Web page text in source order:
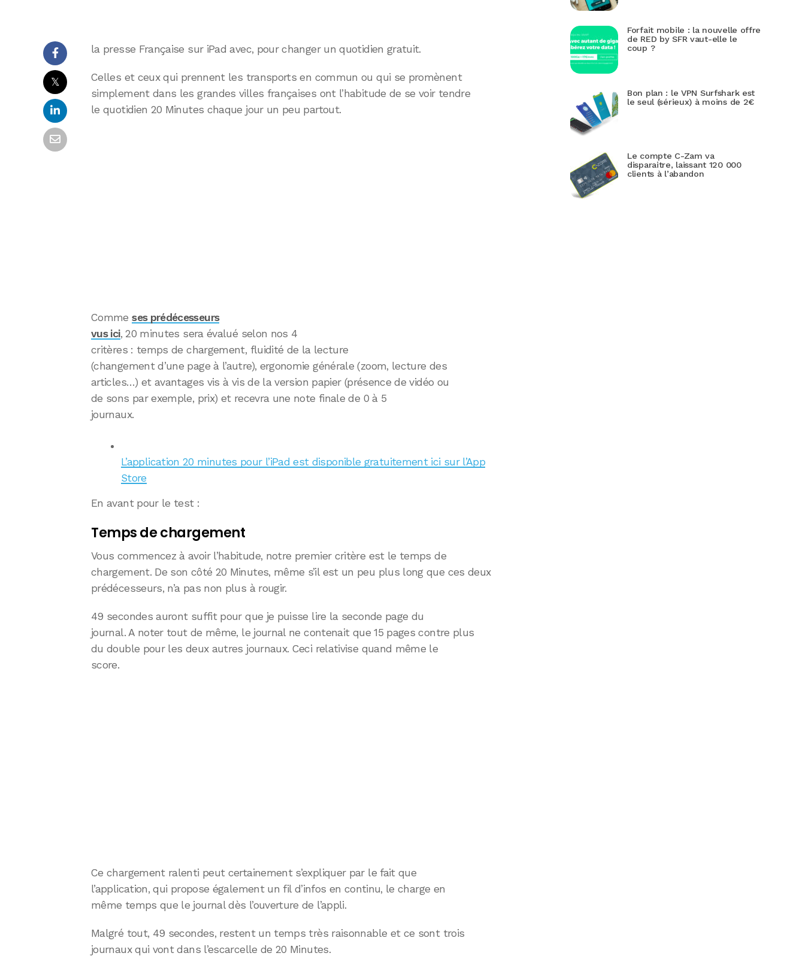
𝕏
la presse Française sur iPad avec, pour changer un quotidien gratuit.
Celles et ceux qui prennent les transports en commun ou qui se promènent
simplement dans les grandes villes françaises ont l’habitude de se voir tendre
le quotidien 20 Minutes chaque jour un peu partout.
Commeses prédécesseurs
vus ici, 20 minutes sera évalué selon nos 4
critères : temps de chargement, fluidité de la lecture
(changement d’une page à l’autre), ergonomie générale (zoom, lecture des
articles…) et avantages vis à vis de la version papier (présence de vidéo ou
de sons par exemple, prix) et recevra une note finale de 0 à 5
journaux.
L’application 20 minutes pour l’iPad est disponible gratuitement ici sur l’App
Store
En avant pour le test :
Temps de chargement
Vous commencez à avoir l’habitude, notre premier critère est le temps de
chargement. De son côté 20 Minutes, même s’il est un peu plus long que ces deux
prédécesseurs, n’a pas non plus à rougir.
49 secondes auront suffit pour que je puisse lire la seconde page du
journal. A noter tout de même, le journal ne contenait que 15 pages contre plus
du double pour les deux autres journaux. Ceci relativise quand même le
score.
Ce chargement ralenti peut certainement s’expliquer par le fait que
l’application, qui propose également un fil d’infos en continu, le charge en
même temps que le journal dès l’ouverture de l’appli.
Malgré tout, 49 secondes, restent un temps très raisonnable et ce sont trois
journaux qui vont dans l’escarcelle de 20 Minutes.
Forfait mobile : la nouvelle offre
de RED by SFR vaut-elle le
coup ?
Bon plan : le VPN Surfshark est
le seul (sérieux) à moins de 2€
Le compte C-Zam va
disparaitre, laissant 120 000
clients à l’abandon